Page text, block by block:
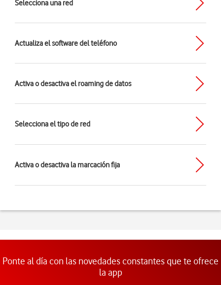
Selecciona una red
Actualiza el software del teléfono
Activa o desactiva el roaming de datos
Selecciona el tipo de red
Activa o desactiva la marcación fija
Ponte al día con las novedades constantes que te ofrece
la app